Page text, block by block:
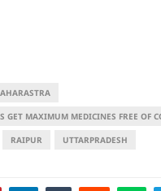
GET MAXIMUM MEDICINES FREE OF
RAIPUR UTTARPRADESH